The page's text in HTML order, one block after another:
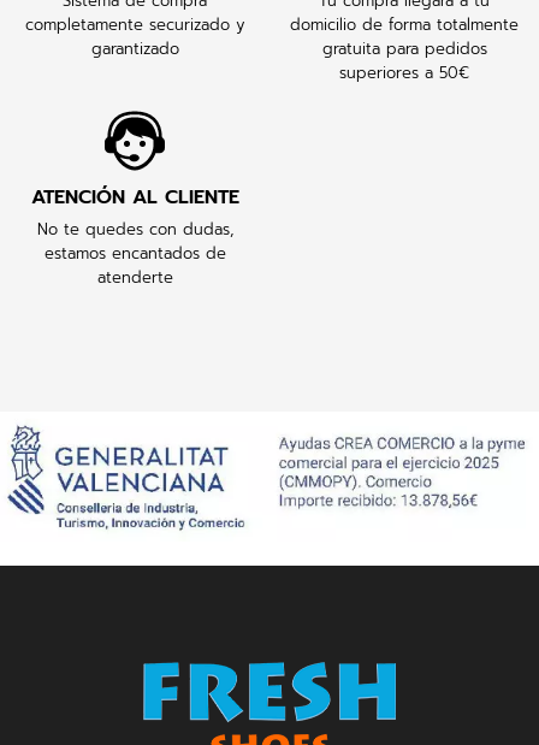
completamente securizado y
garantizado
domicilio de forma totalmente
gratuita para pedidos
superiores a 50€
ATENCIÓN AL CLIENTE
No te quedes con dudas,
estamos encantados de
atenderte